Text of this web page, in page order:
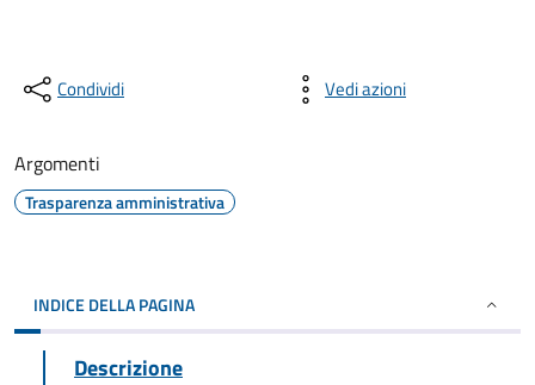
Condividi Vedi azioni
Argomenti
Trasparenza amministrativa
INDICE DELLA PAGINA
Descrizione